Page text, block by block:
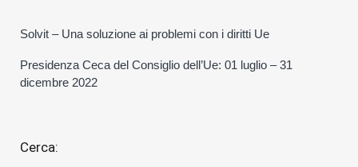
Solvit – Una soluzione ai problemi con i diritti Ue
Presidenza Ceca del Consiglio dell’Ue: 01 luglio – 31
dicembre 2022
Cerca: